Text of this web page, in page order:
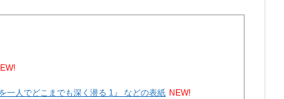
一人でどこまでも深く潜る 1』 などの表紙 NEW!